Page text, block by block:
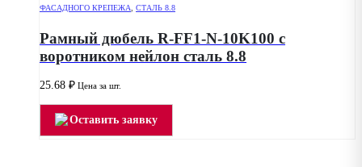
ФАСАДНОГО КРЕПЕЖА
СТАЛЬ 8.8
Рамный дюбель R-FF1-N-10K100 с
воротником нейлон сталь 8.8
25.68 ₽ Цена за шт.
Оставить заявку